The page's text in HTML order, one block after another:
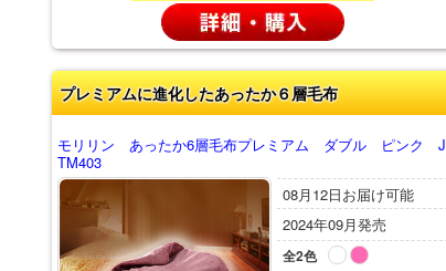
プレミアムに進化したあったか６層毛布
モリリン あったか6層毛布プレミアム ダブル ピンク J
TM403
08月12日お届け可能
2024年09月発売
全2色